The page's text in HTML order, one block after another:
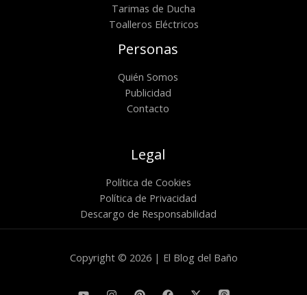
Tarimas de Ducha
Toalleros Eléctricos
Personas
Quién Somos
Publicidad
Contacto
Legal
Política de Cookies
Política de Privacidad
Descargo de Responsabilidad
Copyright © 2026 | El Blog del Baño